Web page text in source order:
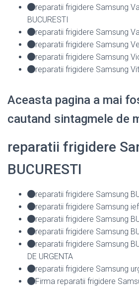
reparatii frigidere Samsung
BUCURESTI
reparatii frigidere Samsung
reparatii frigidere Samsung
reparatii frigidere Samsung
reparatii frigidere Samsung
Aceasta pagina a mai
cautand sintagmele de
reparatii frigidere
BUCURESTI
reparatii frigidere Samsung
reparatii frigidere Samsung
reparatii frigidere Samsung
reparatii frigidere Samsung
reparatii frigidere Samsung
DE URGENTA
reparatii frigidere Samsung
Firma reparatii frigidere